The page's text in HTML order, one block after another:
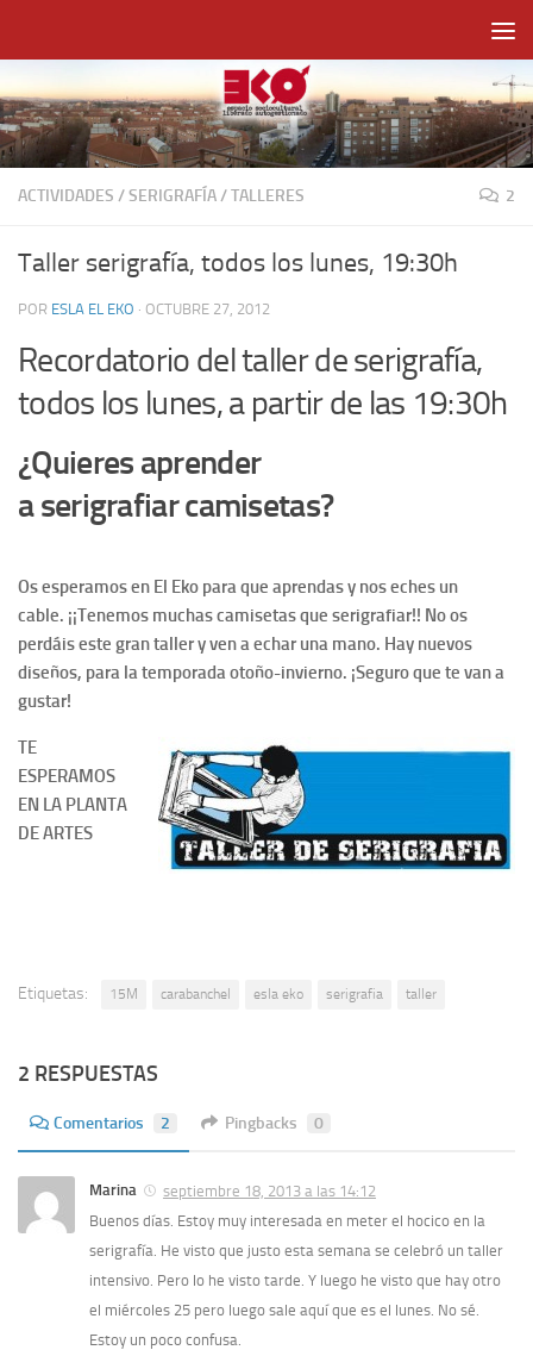
ACTIVIDADES /SERIGRAFÍA/TALLERES 2
Taller serigrafía, todos los lunes, 19:30h
POR ESLA EL EKO · OCTUBRE 27, 2012
Recordatorio del taller de serigrafía,
todos los lunes, a partir de las 19:30h
¿Quieres aprender
a serigrafiar camisetas?
Os esperamos en El Eko para que aprendas y nos eches un
cable. ¡¡Tenemos muchas camisetas que serigrafiar!! No os
perdáis este gran taller y ven a echar una mano. Hay nuevos
diseños, para la temporada otoño-invierno. ¡Seguro que te van a
gustar!
TE
ESPERAMOS
EN LA PLANTA
DE ARTES
Etiquetas: 15M carabanchel esla eko serigrafia taller
2 RESPUESTAS
Comentarios 2 Pingbacks 0
Marina
septiembre 18, 2013 a las 14:12
Buenos días. Estoy muy interesada en meter el hocico en la
serigrafía. He visto que justo esta semana se celebró un taller
intensivo. Pero lo he visto tarde. Y luego he visto que hay otro
el miércoles 25 pero luego sale aquí que es el lunes. No sé.
Estoy un poco confusa.